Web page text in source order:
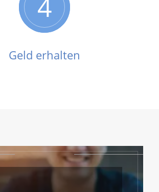
4
Geld erhalten